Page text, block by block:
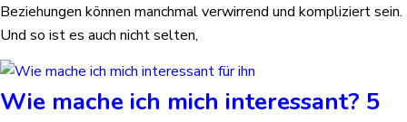
Beziehungen können manchmal verwirrend und kompliziert sein.
Und so ist es auch nicht selten,
Wie mache ich mich interessant? 5